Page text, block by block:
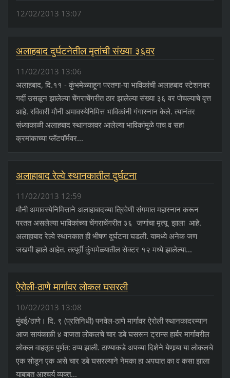
12/02/2013 13:07
अलाहबाद दुर्घटनेतील मृतांची संख्या ३६वर
11/02/2013 13:06
अलाहबाद, दि.११ - कुंभमेळ्याहून परतणा-या भाविकांची अलाहबाद स्टेशनवर
गर्दी उसळून झालेल्या चेंगराचेंगरीत ठार झालेल्या संख्या ३६ वर पोचल्याचे वृत्त
आहे. रविवारी मौनी अमावस्येनिमित्त भाविकांनी गंगास्नान केले. त्यानंतर
संध्याकाळी अलाहबाद स्थानकावर आलेल्या भाविकांमुळे पाच व सहा
क्रमांकाच्या प्लॅटपॉर्मवर...
अलाहाबाद रेल्वे स्थानकातील दुर्घटना
11/02/2013 12:59
मौनी अमावस्येनिमित्ताने अलाहाबादच्या त्रिवेणी संगमात महास्नान करून
परतत असलेल्या भाविकांच्या चेंगराचेंगरीत ३६ जणांचा मृत्यू झाला आहे.
अलाहाबाद रेल्वे स्थानकात ही भीषण दुर्घटना घडली. यामध्ये अनेक जण
जखमी झाले आहेत. तत्पूर्वी कुंभमेळ्यातील सेक्टर १२ मध्ये झालेल्या...
ऐरोली-ठाणे मार्गावर लोकल घसरली
10/02/2013 13:08
मुंबई/ठाणे। दि. ९ (प्रतिनिधी) पनवेल-ठाणे मार्गावर ऐरोली स्थानकादरम्यान
आज सायंकाळी ४ वाजता लोकलचे चार डबे घसरून ट्रान्स हार्बर मार्गावरील
लोकल वाहतूक पूर्णत: ठप्प झाली. ठाण्याकडे अपच्या दिशेने येणार्‍या या लोकलचे
एक सोडून एक असे चार डबे घसरल्याने नेमका हा अपघात का व कसा झाला
याबाबत आश्‍चर्य व्यक्त...